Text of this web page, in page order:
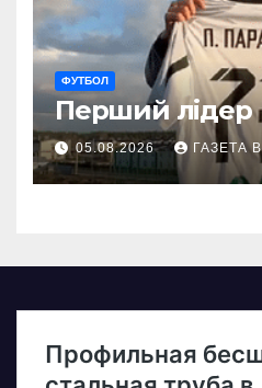
ФУТБОЛ
Перший лідер
05.08.2026 ГАЗЕТА